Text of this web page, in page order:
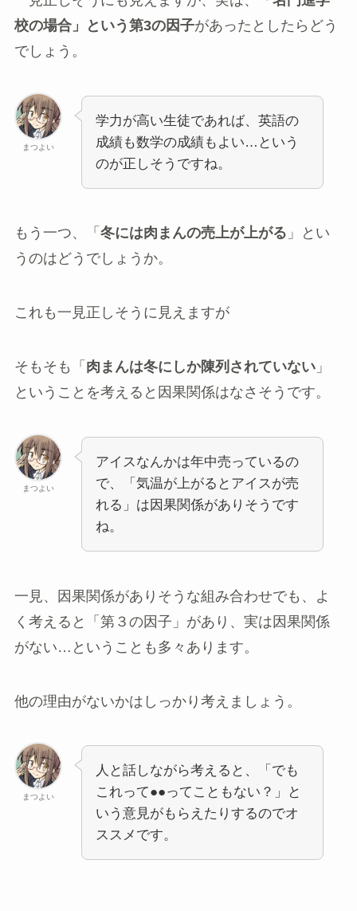
校の場合」という第3の因子があったとしたらどう
でしょう。
まつよい
学力が高い生徒であれば、英語の
成績も数学の成績もよい…という
のが正しそうですね。
もう一つ、「 冬には肉まんの売上が上がる 」とい
うのはどうでしょうか。
これも一見正しそうに見えますが
そもそも「 肉まんは冬にしか陳列されていない」
ということを考えると因果関係はなさそうです。
まつよい
アイスなんかは年中売っているの
で、「気温が上がるとアイスが売
れる」は因果関係がありそうです
ね。
一見、因果関係がありそうな組み合わせでも、よ
く考えると「第３の因子」があり、実は因果関係
がない…ということも多々あります。
他の理由がないかはしっかり考えましょう。
まつよい
人と話しながら考えると、「でも
これって●●ってこともない？」と
いう意見がもらえたりするのでオ
ススメです。